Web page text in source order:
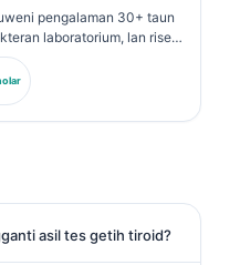
pengalaman 30+ taun
laboratorium, lan riset
saka German Society for
spesialis ing analisis
biomarker, lan
asil tes getih tiroid?